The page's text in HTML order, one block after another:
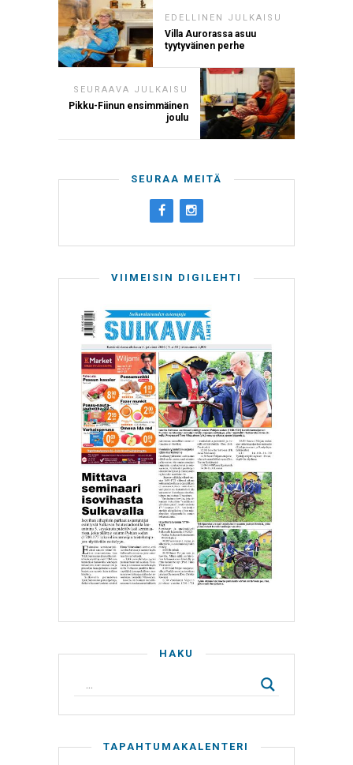
EDELLINEN JULKAISU
Villa Aurorassa asuu
tyytyväinen perhe
SEURAAVA JULKAISU
Pikku-Fiinun ensimmäinen
joulu
SEURAA MEITÄ
VIIMEISIN DIGILEHTI
HAKU
TAPAHTUMAKALENTERI